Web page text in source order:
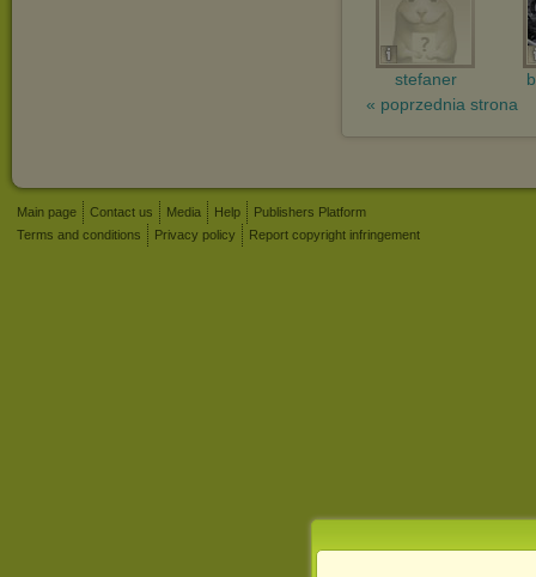
stefaner
« poprzednia strona
Main page Contact us Media Help
Publishers Platform
Terms and conditions
Privacy policy Report copyright infringement